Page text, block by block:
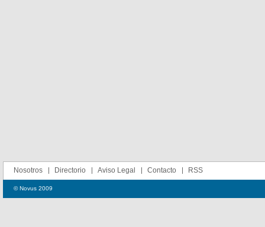
Nosotros Directorio Aviso Legal Contacto RSS
© Novus 2009